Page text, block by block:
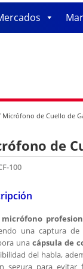
Micrófono de Cuello de
de
100
micrófono
una captura
una cápsula de
del habla,
segura para evitar